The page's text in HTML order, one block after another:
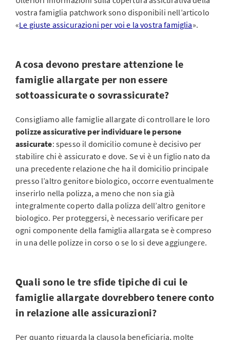
vostra famiglia patchwork sono disponibili nell’articolo
«Le giuste assicurazioni per voi e la vostra famiglia».
A cosa devono prestare attenzione le
famiglie allargate per non essere
sottoassicurate o sovrassicurate?
Consigliamo alle famiglie allargate di controllare le loro
polizze assicurative per individuare le persone
assicurate: spesso il domicilio comune è decisivo per
stabilire chi è assicurato e dove. Se vi è un figlio nato da
una precedente relazione che ha il domicilio principale
presso l’altro genitore biologico, occorre eventualmente
inserirlo nella polizza, a meno che non sia già
integralmente coperto dalla polizza dell’altro genitore
biologico. Per proteggersi, è necessario verificare per
ogni componente della famiglia allargata se è compreso
in una delle polizze in corso o se lo si deve aggiungere.
Quali sono le tre sfide tipiche di cui le
famiglie allargate dovrebbero tenere conto
in relazione alle assicurazioni?
Per quanto riguarda la clausola beneficiaria, molte